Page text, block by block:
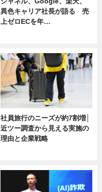
異色キャリア社長が語る 売
上ゼロECを年…
社員旅行のニーズが約7割増│
近ツー調査から見える実施の
理由と企業戦略